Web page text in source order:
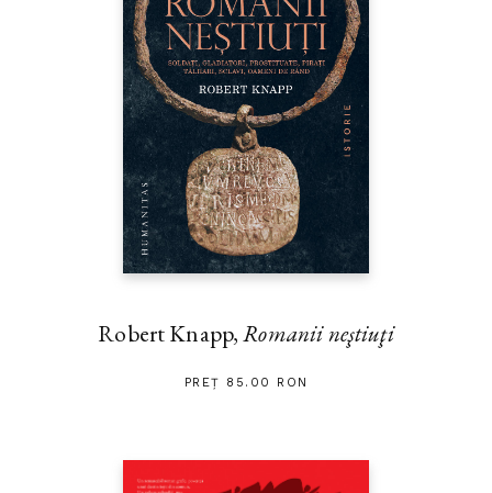
Robert Knapp,Romanii neştiuţi
PREȚ 85.00 RON